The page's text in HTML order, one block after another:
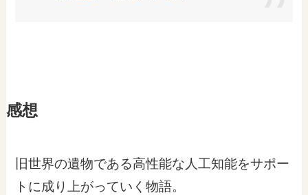
感想
旧世界の遺物である高性能な人工知能をサポー
トに成り上がっていく物語。